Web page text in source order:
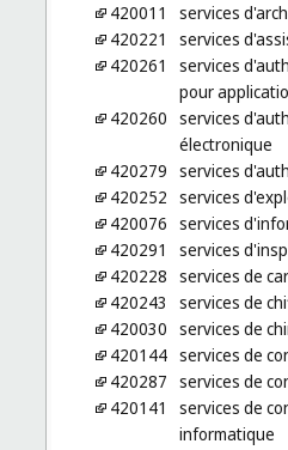
420011
services
420221
services
420261
services
pour
420260 services
électronique
420279 services
420252 services
420076 services
420291
services
420228 services de
420243
services de
420030 services de
420144 services de
420287 services de
420141
services de
informatique